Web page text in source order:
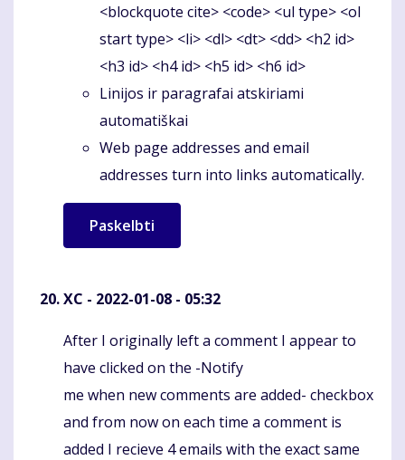
<blockquote cite> <code> <ul type> <ol
start type> <li> <dl> <dt> <dd> <h2 id>
<h3 id> <h4 id> <h5 id> <h6 id>
Linijos ir paragrafai atskiriami
automatiškai
Web page addresses and email
addresses turn into links automatically.
XC - 2022-01-08 - 05:32
Komentaras
After I originally left a comment I appear to
have clicked on the -Notify
me when new comments are added- checkbox
and from now on each time a comment is
added I recieve 4 emails with the exact same